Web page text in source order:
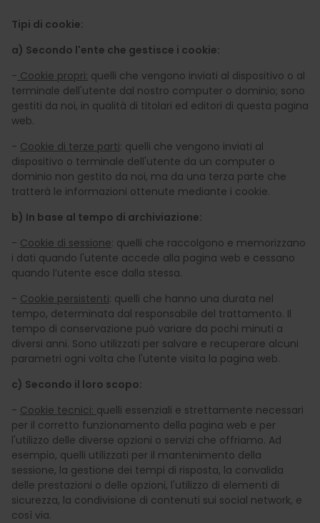
Tipi di cookie:
a) Secondo l'ente che gestisce i cookie:
- Cookie propri: quelli che vengono inviati al dispositivo o al
terminale dell'utente dal nostro computer o dominio; sono
gestiti da noi, in qualità di titolari ed editori di questa pagina
web.
- Cookie di terze parti: quelli che vengono inviati al
dispositivo o terminale dell'utente da un computer o
dominio non gestito da noi, ma da una terza parte che
tratterà le informazioni ottenute mediante i cookie.
b) In base al tempo di archiviazione:
- Cookie di sessione: quelli che raccolgono e memorizzano
i dati quando l'utente accede alla pagina web e cessano
quando l’utente esce dalla stessa.
- Cookie persistenti: quelli che hanno una durata nel
tempo, determinata dal responsabile del trattamento. Il
tempo di conservazione può variare da pochi minuti a
diversi anni. Sono utilizzati per salvare e recuperare alcuni
parametri ogni volta che l'utente visita la pagina web.
c) Secondo il loro scopo:
- Cookie tecnici: quelli essenziali e strettamente necessari
per il corretto funzionamento della pagina web e per
l'utilizzo delle diverse opzioni o servizi che offriamo. Ad
esempio, quelli utilizzati per il mantenimento della
sessione, la gestione dei tempi di risposta, la convalida
delle prestazioni o delle opzioni, l'utilizzo di elementi di
sicurezza, la condivisione di contenuti sui social network, e
così via.